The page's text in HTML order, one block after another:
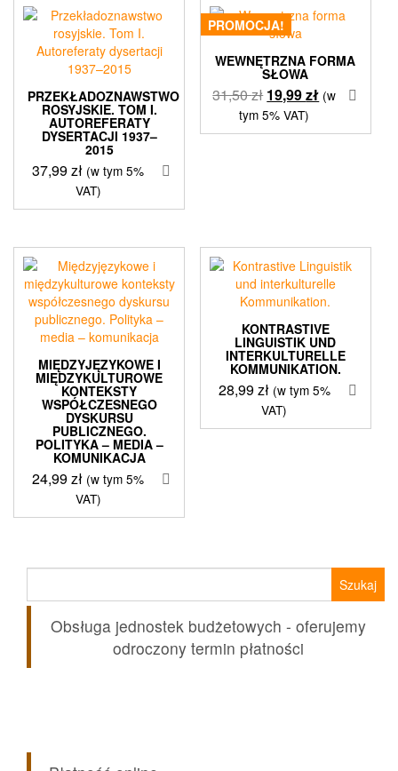
PRZEKŁADOZNAWSTWO
ROSYJSKIE. TOM I.
AUTOREFERATY
DYSERTACJI 1937–
2015
37,99zł (w tym 5%
VAT)
PROMOCJA!
WEWNĘTRZNA FORMA
SŁOWA
31,50zł Pierwotna
cena
wynosiła:
19,99złAktualna
wynosi:
(w
tym 5% VAT)
MIĘDZYJĘZYKOWE I
MIĘDZYKULTUROWE
KONTEKSTY
WSPÓŁCZESNEGO
DYSKURSU
PUBLICZNEGO.
POLITYKA – MEDIA –
KOMUNIKACJA
24,99zł (w tym 5%
VAT)
KONTRASTIVE
LINGUISTIK UND
INTERKULTURELLE
KOMMUNIKATION.
28,99zł (w tym 5%
VAT)
Obsługa jednostek budżetowych - oferujemy
odroczony termin płatności